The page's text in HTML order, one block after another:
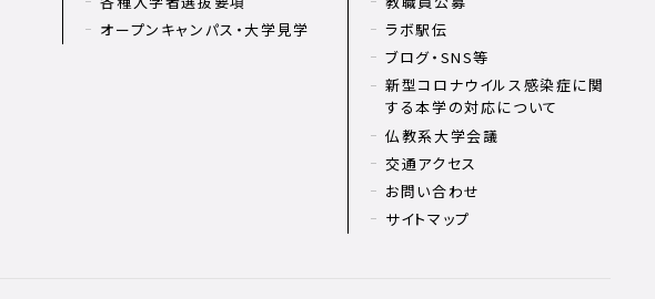
オープンキャンパス・大学見学
ラボ駅伝
ブログ・SNS等
新型コロナウイルス感染症に関
する本学の対応について
仏教系大学会議
交通アクセス
お問い合わせ
サイトマップ